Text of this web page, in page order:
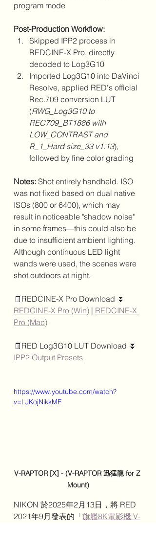
program mode
Post-Production Workflow:
Skipped IPP2 process in
REDCINE-X Pro, directly
decoded to Log3G10
Imported Log3G10 into DaVinci
Resolve, applied RED's official
Rec.709 conversion LUT
(RWG_Log3G10 to
REC709_BT1886 with
LOW_CONTRAST and
R_1_Hard size_33 v1.13),
followed by fine color grading
Notes: Shot entirely handheld. ISO
was not fixed based on dual native
ISOs (800 or 6400), which may
result in noticeable "shadow noise"
in some frames—this could also be
due to insufficient ambient lighting.
Although continuous LED light
wands were used, the scenes were
shot outdoors at night.
🧾REDCINE-X Pro Download ⏬
REDCINE-X Pro (Win) | REDCINE-X
Pro (Mac)
🧾RED Log3G10 LUT Download ⏬
IPP2 Output Presets
https://www.youtube.com/watch?
v=LJKojNikkME
V-RAPTOR [X] - (V-RAPTOR 迅猛龍 for Z
Mount)
NIKON 於2025年2月13日，將 RED
2021年9月發表的「旗艦8K電影機 V-